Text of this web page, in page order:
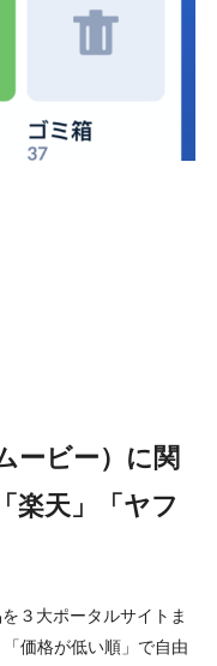
ービー）に関
楽天」「ヤフ
３大ポータルサイトま
価格が低い順」で自由